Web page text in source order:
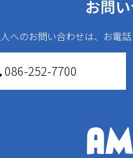
お問
へのお問い合わせは、お電
086-252-7700